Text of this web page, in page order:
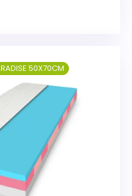
50X70CM